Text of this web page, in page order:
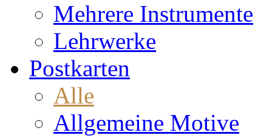
Mehrere Instrumente
Lehrwerke
Postkarten
Alle
Allgemeine Motive